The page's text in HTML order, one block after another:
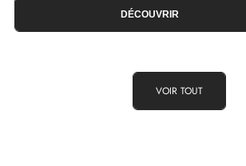
DÉCOUVRIR
VOIR TOUT